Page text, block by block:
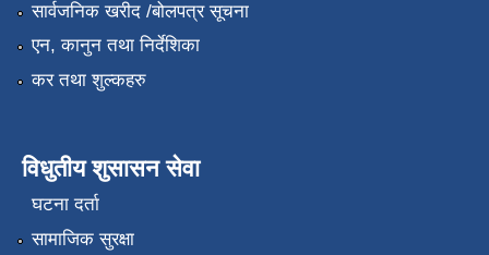
सार्वजनिक खरीद /बोलपत्र सूचना
एन, कानुन तथा निर्देशिका
कर तथा शुल्कहरु
विधुतीय शुसासन सेवा
घटना दर्ता
सामाजिक सुरक्षा